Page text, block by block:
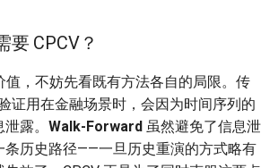
要 CPCV？
值，不妨先看既有方法各自的局限。传
证用在金融场景时，会因为时间序列的
露。 Walk-Forward 虽然避免了信息泄
条历史路径——一旦历史重演的方式略有